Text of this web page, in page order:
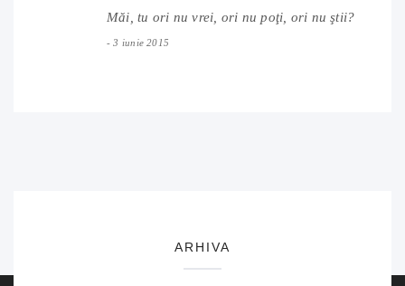
Măi, tu ori nu vrei, ori nu poţi, ori nu ştii?
3 iunie 2015
ARHIVA